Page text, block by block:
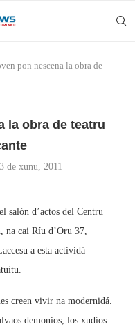
pon nescena la obra de
la obra de teatru
de xunu, 2011
salón d’actos del Centru
cai Ríu d’Oru 37,
a esta actividá
creen vivir na modernidá.
demonios, los xudíos